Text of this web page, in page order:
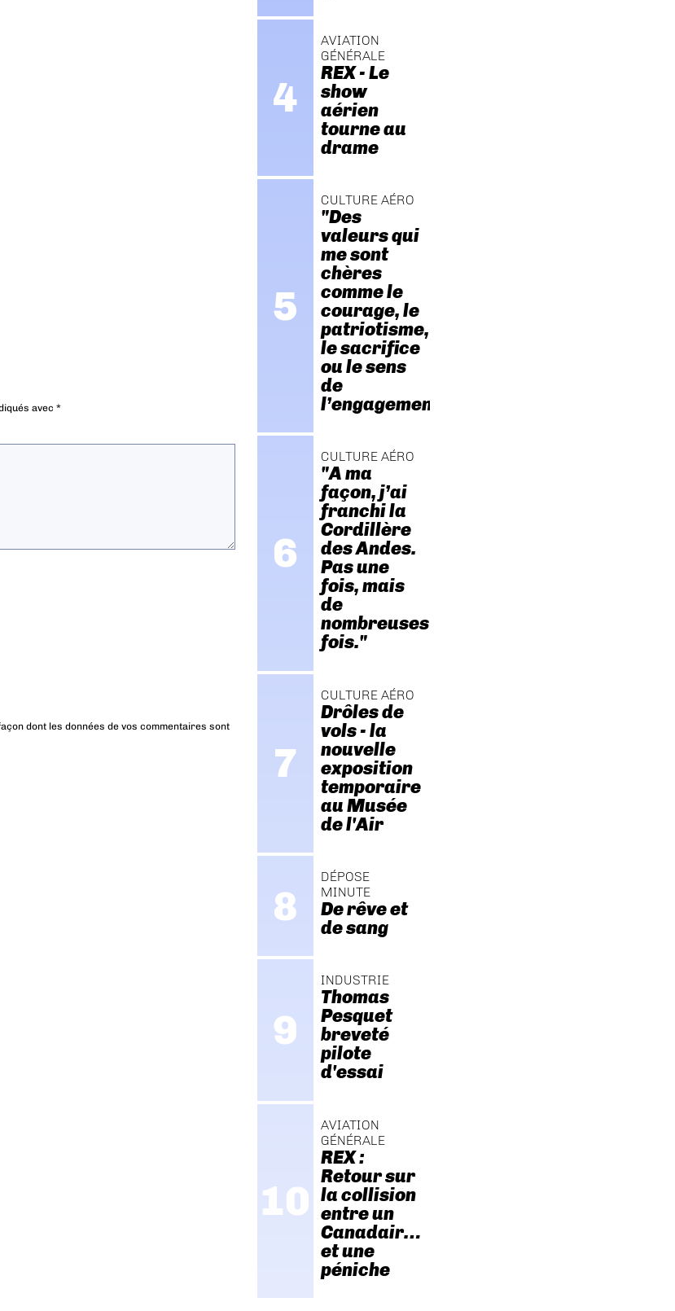
avec *
dont les données de vos commentaires sont
AVIATION
GÉNÉRALE
REX - Le
show
aérien
tourne au
drame
CULTURE AÉRO
"Des
valeurs qui
me sont
chères
comme le
courage, le
patriotisme,
le sacrifice
ou le sens
de
l’engagement."
CULTURE AÉRO
"A ma
façon, j’ai
franchi la
Cordillère
des Andes.
Pas une
fois, mais
de
nombreuses
fois."
CULTURE AÉRO
Drôles de
vols - la
nouvelle
exposition
temporaire
au Musée
de l'Air
DÉPOSE
MINUTE
De rêve et
de sang
INDUSTRIE
Thomas
Pesquet
breveté
pilote
d'essai
AVIATION
GÉNÉRALE
REX :
Retour sur
la collision
entre un
Canadair…
et une
péniche